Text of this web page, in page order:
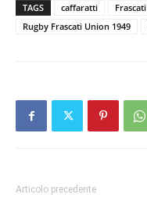
TAGS caffaratti Frascati
Rugby Frascati Union 1949
Articolo precedente